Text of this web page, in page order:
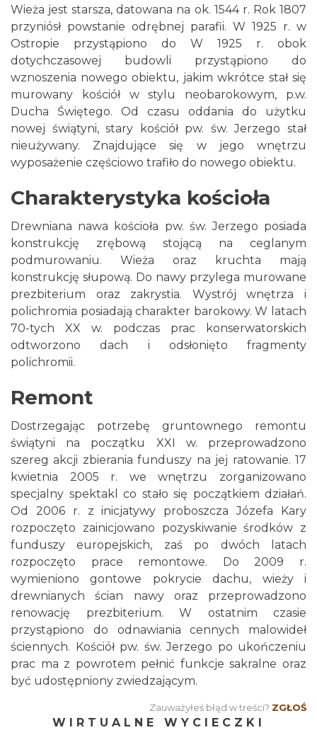
Wieża jest starsza, datowana na ok. 1544 r. Rok 1807
przyniósł powstanie odrębnej parafii. W 1925 r. w
Ostropie przystąpiono do W 1925 r. obok
dotychczasowej budowli przystąpiono do
wznoszenia nowego obiektu, jakim wkrótce stał się
murowany kościół w stylu neobarokowym, p.w.
Ducha Świętego. Od czasu oddania do użytku
nowej świątyni, stary kościół pw. św. Jerzego stał
nieużywany. Znajdujące się w jego wnętrzu
wyposażenie częściowo trafiło do nowego obiektu.
Charakterystyka kościoła
Drewniana nawa kościoła pw. św. Jerzego posiada
konstrukcję zrębową stojącą na ceglanym
podmurowaniu. Wieża oraz kruchta mają
konstrukcję słupową. Do nawy przylega murowane
prezbiterium oraz zakrystia. Wystrój wnętrza i
polichromia posiadają charakter barokowy. W latach
70-tych XX w. podczas prac konserwatorskich
odtworzono dach i odsłonięto fragmenty
polichromii.
Remont
Dostrzegając potrzebę gruntownego remontu
świątyni na początku XXI w. przeprowadzono
szereg akcji zbierania funduszy na jej ratowanie. 17
kwietnia 2005 r. we wnętrzu zorganizowano
specjalny spektakl co stało się początkiem działań.
Od 2006 r. z inicjatywy proboszcza Józefa Kary
rozpoczęto zainicjowano pozyskiwanie środków z
funduszy europejskich, zaś po dwóch latach
rozpoczęto prace remontowe. Do 2009 r.
wymieniono gontowe pokrycie dachu, wieży i
drewnianych ścian nawy oraz przeprowadzono
renowację prezbiterium. W ostatnim czasie
przystąpiono do odnawiania cennych malowideł
ściennych. Kościół pw. św. Jerzego po ukończeniu
prac ma z powrotem pełnić funkcje sakralne oraz
być udostępniony zwiedzającym.
Zauważyłeś błąd w treści? ZGŁOŚ
WIRTUALNE WYCIECZKI